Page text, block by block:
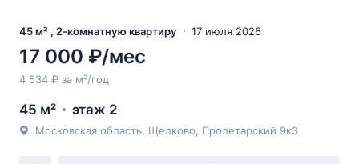
45 м² , 2-комнатную квартиру 17 июля 2026
17 000 ₽/мес
4 534 ₽ за м²/год
45 м² этаж 2
Московская область, Щелково, Пролетарский 9к3